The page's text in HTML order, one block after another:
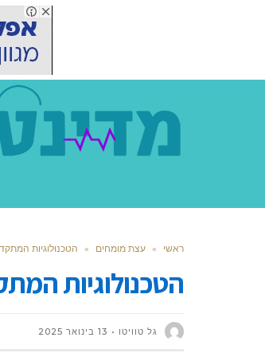
ראשי » עצת מומחים » הטכנולוגיות
הטכנולוגיות
גל טוויטו 13 בינואר 2025